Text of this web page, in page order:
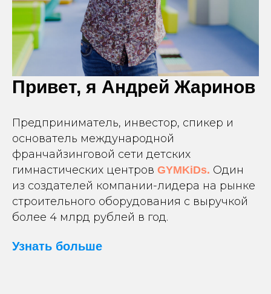
Привет, я Андрей Жаринов
Предприниматель, инвестор, спикер и
основатель международной
франчайзинговой сети детских
гимнастических центров GYMKiDs. Один
из создателей компании-лидера на рынке
строительного оборудования с выручкой
более 4 млрд рублей в год.
Узнать больше